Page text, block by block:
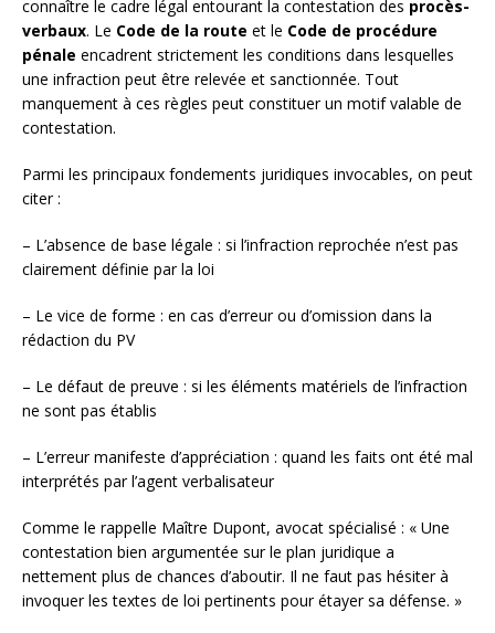
connaître le cadre légal entourant la contestation des procès-
verbaux. Le Code de la route et le Code de procédure
pénale encadrent strictement les conditions dans lesquelles
une infraction peut être relevée et sanctionnée. Tout
manquement à ces règles peut constituer un motif valable de
contestation.
Parmi les principaux fondements juridiques invocables, on peut
citer :
– L’absence de base légale : si l’infraction reprochée n’est pas
clairement définie par la loi
– Le vice de forme : en cas d’erreur ou d’omission dans la
rédaction du PV
– Le défaut de preuve : si les éléments matériels de l’infraction
ne sont pas établis
– L’erreur manifeste d’appréciation : quand les faits ont été mal
interprétés par l’agent verbalisateur
Comme le rappelle Maître Dupont, avocat spécialisé : « Une
contestation bien argumentée sur le plan juridique a
nettement plus de chances d’aboutir. Il ne faut pas hésiter à
invoquer les textes de loi pertinents pour étayer sa défense. »